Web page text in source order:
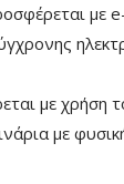
με
με χρήση
με